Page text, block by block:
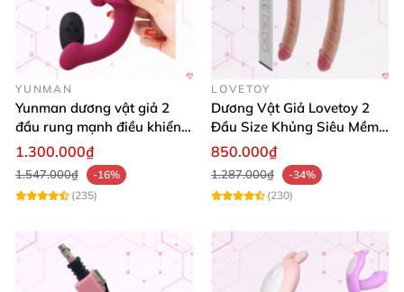
YUNMAN
Yunman dương vật giả 2
đầu rung mạnh điều khiển
từ xa Les
1.300.000₫
1.547.000₫
-16%
(235)
LOVETOY
Dương Vật Giả Lovetoy 2
Đầu Size Khủng Siêu Mềm
Kích Thích Les
850.000₫
1.287.000₫
-34%
(230)